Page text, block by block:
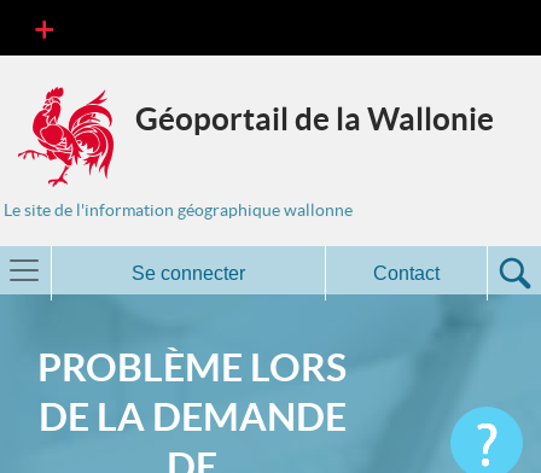
Géoportail de la Wallonie
Le site de l'information géographique wallonne
Se connecter Contact
PROBLÈME LORS
DE LA DEMANDE